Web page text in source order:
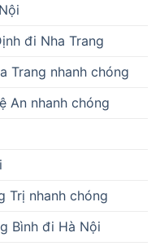
đi Nha Trang
Trang nhanh chóng
An nhanh chóng
Trị nhanh chóng
Bình đi Hà Nội